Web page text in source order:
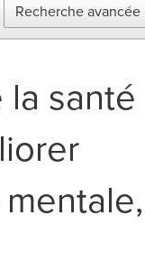
Recherche avancée
santé